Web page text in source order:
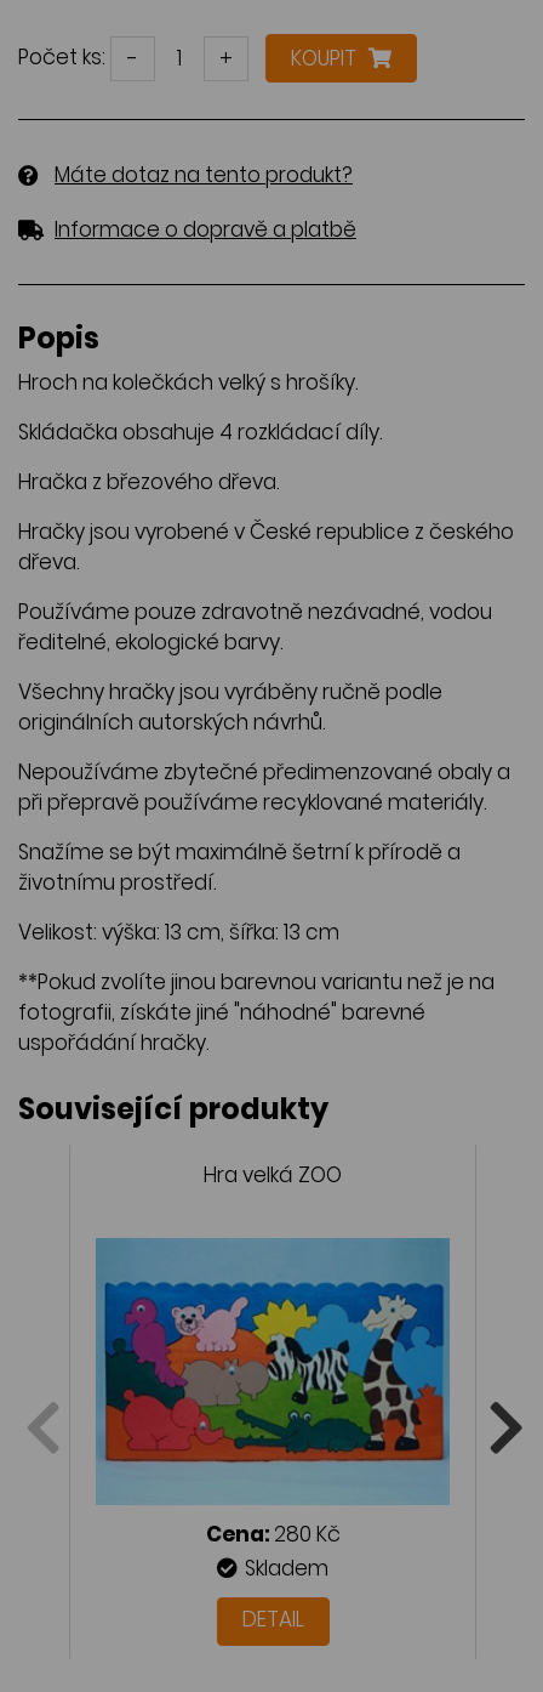
Počet ks: - + KOUPIT
Máte dotaz na tento produkt?
Informace o dopravě a platbě
Popis
Hroch na kolečkách velký s hrošíky.
Skládačka obsahuje 4 rozkládací díly.
Hračka z březového dřeva.
Hračky jsou vyrobené v České republice z českého
dřeva.
Používáme pouze zdravotně nezávadné, vodou
ředitelné, ekologické barvy.
Všechny hračky jsou vyráběny ručně podle
originálních autorských návrhů.
Nepoužíváme zbytečné předimenzované obaly a
při přepravě používáme recyklované materiály.
Snažíme se být maximálně šetrní k přírodě a
životnímu prostředí.
Velikost: výška: 13 cm, šířka: 13 cm
**Pokud zvolíte jinou barevnou variantu než je na
fotografii, získáte jiné "náhodné" barevné
uspořádání hračky.
Související produkty
Hra velká ZOO
Cena: 280 Kč
Skladem
DETAIL